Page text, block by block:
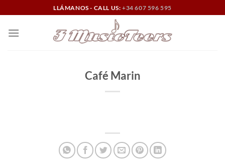
al
contenido
LLÁMANOS - CALL US: +34 607 596 595
Café Marin